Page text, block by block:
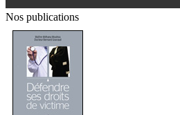
Nos publications